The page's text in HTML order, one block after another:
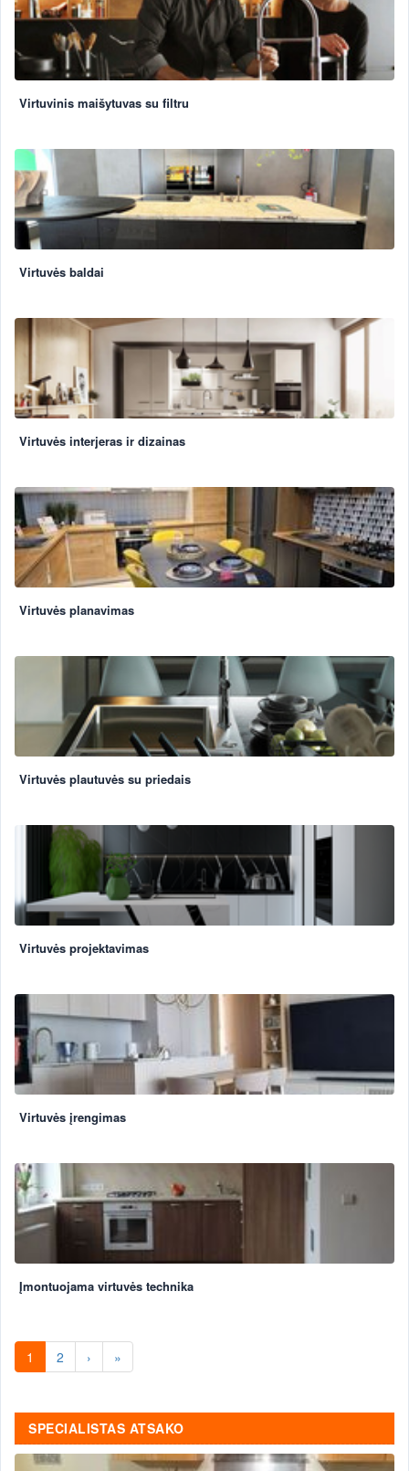
Virtuvinis maišytuvas su filtru
Virtuvės baldai
Virtuvės interjeras ir dizainas
Virtuvės planavimas
Virtuvės plautuvės su priedais
Virtuvės projektavimas
Virtuvės įrengimas
Įmontuojama virtuvės technika
1 2 › »
SPECIALISTAS ATSAKO